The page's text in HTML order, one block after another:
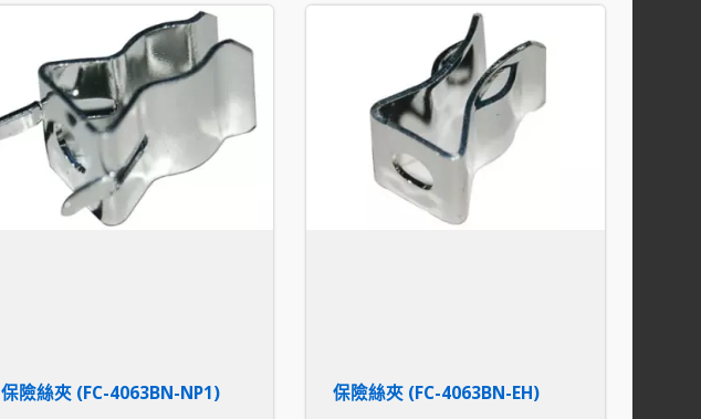
保險絲夾 (FC-4063BN-NP1) 保險絲夾 (FC-4063BN-EH)